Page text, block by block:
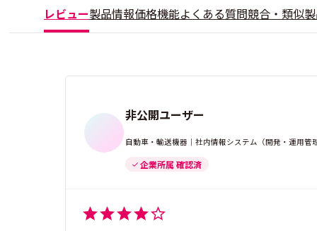
レビュー製品情報価格機能よくある質問競合・類似
非公開ユーザー
自動車・輸送機器｜社内情報システム（開発・運用
企業所属 確認済